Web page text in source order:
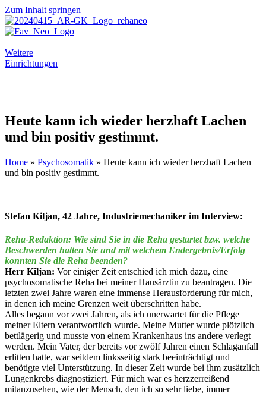
Zum Inhalt springen
Weitere
Einrichtungen
Heute kann ich wieder herzhaft Lachen
und bin positiv gestimmt.
Home » Psychosomatik » Heute kann ich wieder herzhaft Lachen
und bin positiv gestimmt.
Stefan Kiljan, 42 Jahre, Industriemechaniker im Interview:
Reha-Redaktion: Wie sind Sie in die Reha gestartet bzw. welche
Beschwerden hatten Sie und mit welchem Endergebnis/Erfolg
konnten Sie die Reha beenden?
Herr Kiljan: Vor einiger Zeit entschied ich mich dazu, eine
psychosomatische Reha bei meiner Hausärztin zu beantragen. Die
letzten zwei Jahre waren eine immense Herausforderung für mich,
in denen ich meine Grenzen weit überschritten habe.
Alles begann vor zwei Jahren, als ich unerwartet für die Pflege
meiner Eltern verantwortlich wurde. Meine Mutter wurde plötzlich
bettlägerig und musste von einem Krankenhaus ins andere verlegt
werden. Mein Vater, der bereits vor zwölf Jahren einen Schlaganfall
erlitten hatte, war seitdem linksseitig stark beeinträchtigt und
benötigte viel Unterstützung. In dieser Zeit wurde bei ihm zusätzlich
Lungenkrebs diagnostiziert. Für mich war es herzzerreißend
mitanzusehen, wie der Mensch, den ich so sehr liebe, immer